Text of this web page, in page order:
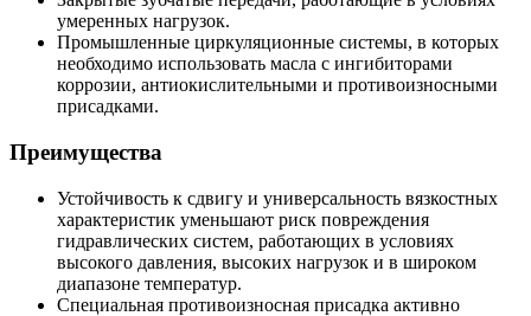
умеренных нагрузок.
Промышленные циркуляционные системы, в которых
необходимо использовать масла с ингибиторами
коррозии, антиокислительными и противоизносными
присадками.
Преимущества
Устойчивость к сдвигу и универсальность вязкостных
характеристик уменьшают риск повреждения
гидравлических систем, работающих в условиях
высокого давления, высоких нагрузок и в широком
диапазоне температур.
Специальная противоизносная присадка активно